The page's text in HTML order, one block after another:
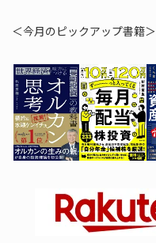
＜今月のピックアップ書籍＞